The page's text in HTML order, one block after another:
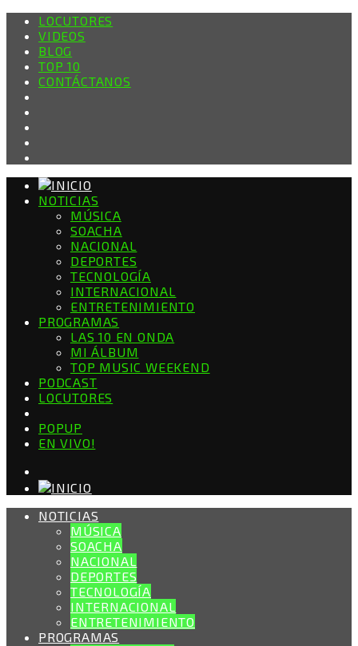
LOCUTORES
VIDEOS
BLOG
TOP 10
CONTÁCTANOS
NOTICIAS
MÚSICA
SOACHA
NACIONAL
DEPORTES
TECNOLOGÍA
INTERNACIONAL
ENTRETENIMIENTO
PROGRAMAS
LAS 10 EN ONDA
MI ÁLBUM
TOP MUSIC WEEKEND
PODCAST
LOCUTORES
POPUP
EN VIVO!
NOTICIAS
MÚSICA
SOACHA
NACIONAL
DEPORTES
TECNOLOGÍA
INTERNACIONAL
ENTRETENIMIENTO
PROGRAMAS